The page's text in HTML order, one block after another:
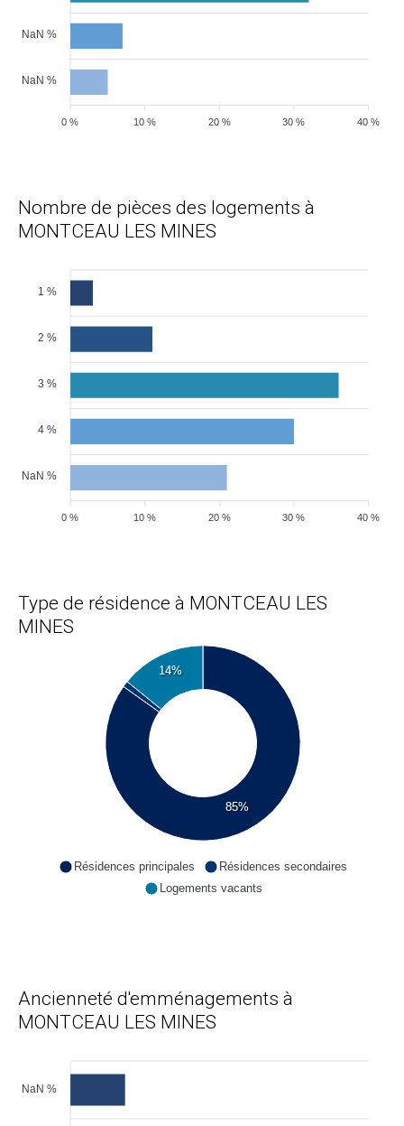
NaN %
NaN %
40 %
30 %
20 %
10 %
0 %
Nombre de pièces des logements à
MONTCEAU LES MINES
1 %
2 %
3 %
4 %
NaN %
40 %
30 %
20 %
10 %
0 %
Type de résidence à MONTCEAU LES
MINES
85%
14%
Résidences principales
Résidences secondaires
Logements vacants
Ancienneté d'emménagements à
MONTCEAU LES MINES
NaN %